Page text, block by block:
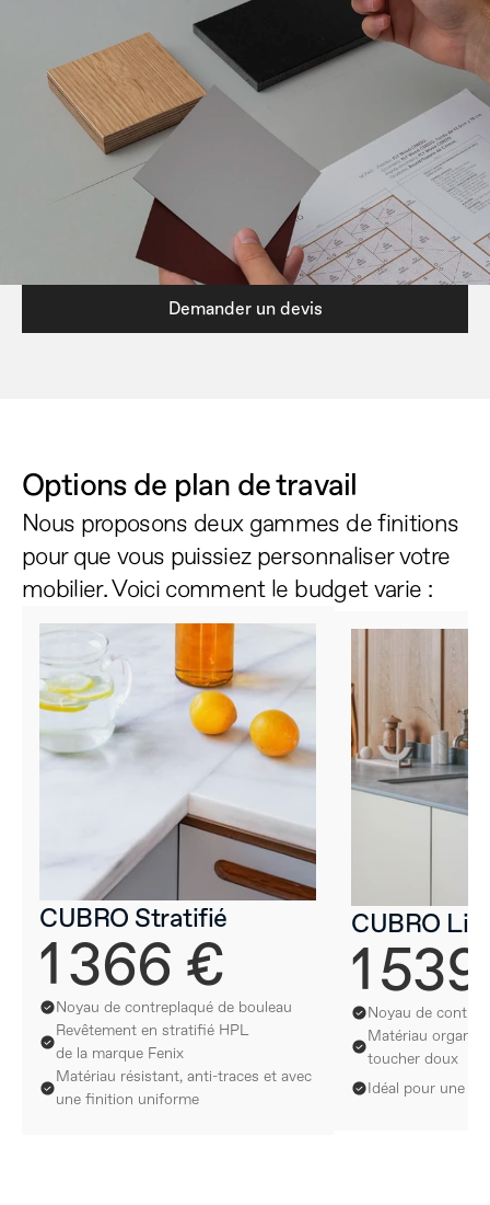
Demander un devis
Options de plan de travail
Nous proposons deux gammes de finitions
pour que vous puissiez personnaliser votre
mobilier. Voici comment le budget varie :
CUBRO Stratifié
1 366 €
Noyau de contreplaqué de bouleau
Revêtement en stratifié HPL
de la marque Fenix
Matériau résistant, anti-traces et avec
une finition uniforme
CUBRO
1
Noyau de
Matériau
toucher doux
Idéal pour une